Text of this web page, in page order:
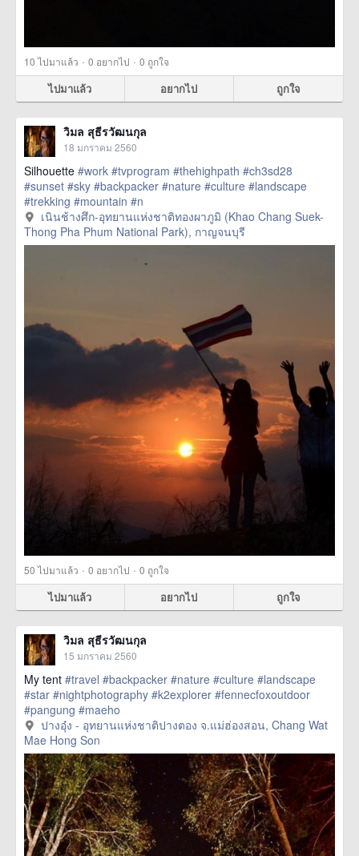
10ไปมาแล้ว · 0 อยากไป · 0 ถูกใจ
ไปมาแล้ว อยากไป ถูกใจ
วิมล สุธีรวัฒนกุล
18 มกราคม 2560
Silhouette #work #tvprogram #thehighpath #ch3sd28
#sunset #sky #backpacker #nature #culture #landscape
#trekking #mountain #n
href=https://m.thetrippacker.com/th/image/เนินช้างศึกอุทยาน
แห่งชาติ
ทองผาภูมิKhaoChangSuekThongPhaPhumNationalPark/2035
เนินช้างศึก-อุทยานแห่งชาติทองผาภูมิ (Khao Chang Suek-
Thong Pha Phum National Park), กาญจนบุรี
50ไปมาแล้ว · 0 อยากไป · 0 ถูกใจ
ไปมาแล้ว อยากไป ถูกใจ
วิมล สุธีรวัฒนกุล
15 มกราคม 2560
My tent #travel #backpacker #nature #culture #landscape
#star #nightphotography #k2explorer #fennecfoxoutdoor
#pangung #maeho
href=https://m.thetrippacker.com/th/image/ปางอุ๋งอุทยานแห่ง
ชาติปางตองจแม่ฮ่องสอน/203528> more
ปางอุ๋ง - อุทยานแห่งชาติปางตอง จ.แม่ฮ่องสอน, Chang Wat
Mae Hong Son